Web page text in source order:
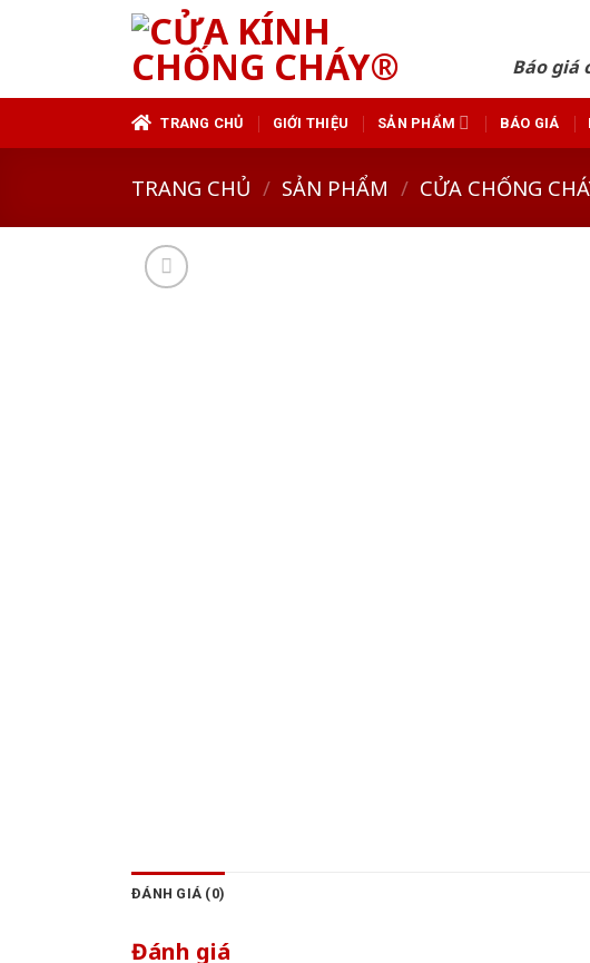
Báo giá
TRANG CHỦ GIỚI THIỆU SẢN PHẨM BÁO GIÁ
TRANG CHỦ / SẢN PHẨM / CỬA CHỐNG
ĐÁNH GIÁ (0)
Đánh giá